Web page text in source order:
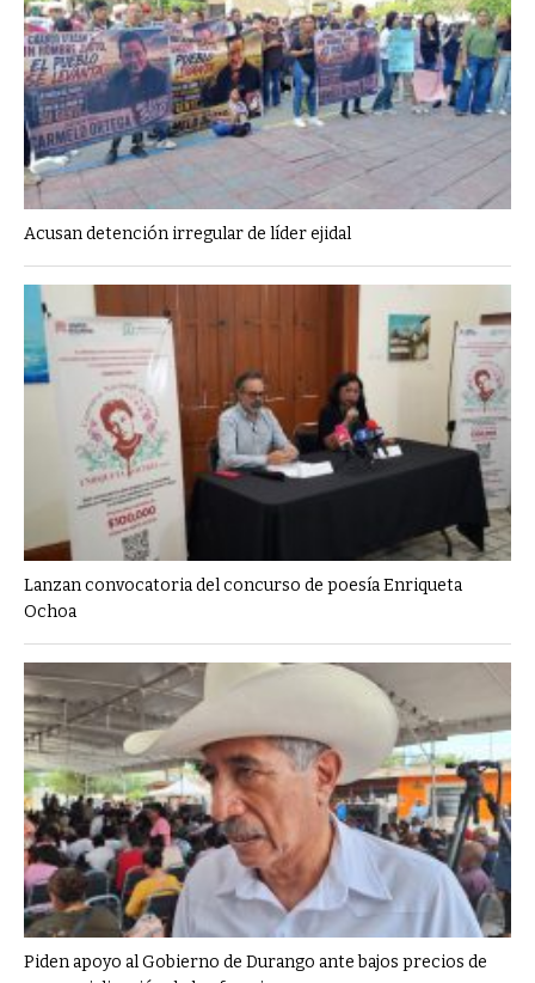
Acusan detención irregular de líder ejidal
Lanzan convocatoria del concurso de poesía Enriqueta
Ochoa
Piden apoyo al Gobierno de Durango ante bajos precios de